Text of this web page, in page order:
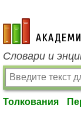
academic.ru
Словари и
Толкования